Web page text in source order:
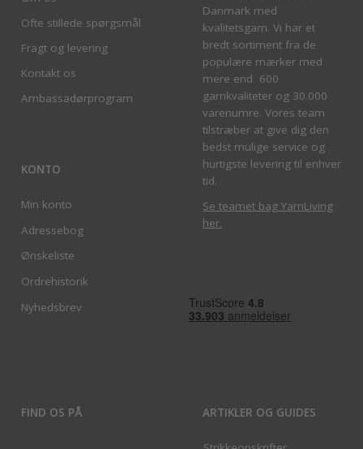
Ofte stillede spørgsmål
Fragt og levering
Kontakt os
Ambassadørprogram
KONTO
Min konto
Adressebog
Ønskeliste
Ordrehistorik
Nyhedsbrev
Danmark med
kvalitetsgarn. Vi har et
bredt sortiment fra de
populære mærker med
mere end 600
garnkvaliteter og 30.000
varenumre. Vores team
tilstræber at give dig den
bedst mulige service og
hurtigste levering til enhver
tid.
Se teamet bag YarnLiving
her.
FIND OS PÅ ARTIKLER OG GUIDES